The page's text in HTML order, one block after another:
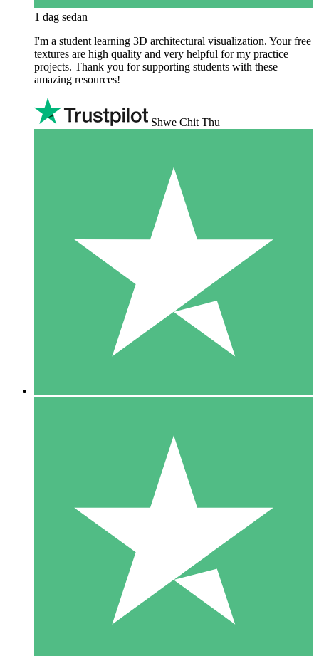
1 dag sedan
I'm a student learning 3D architectural visualization. Your free
textures are high quality and very helpful for my practice
projects. Thank you for supporting students with these
amazing resources!
Shwe Chit Thu